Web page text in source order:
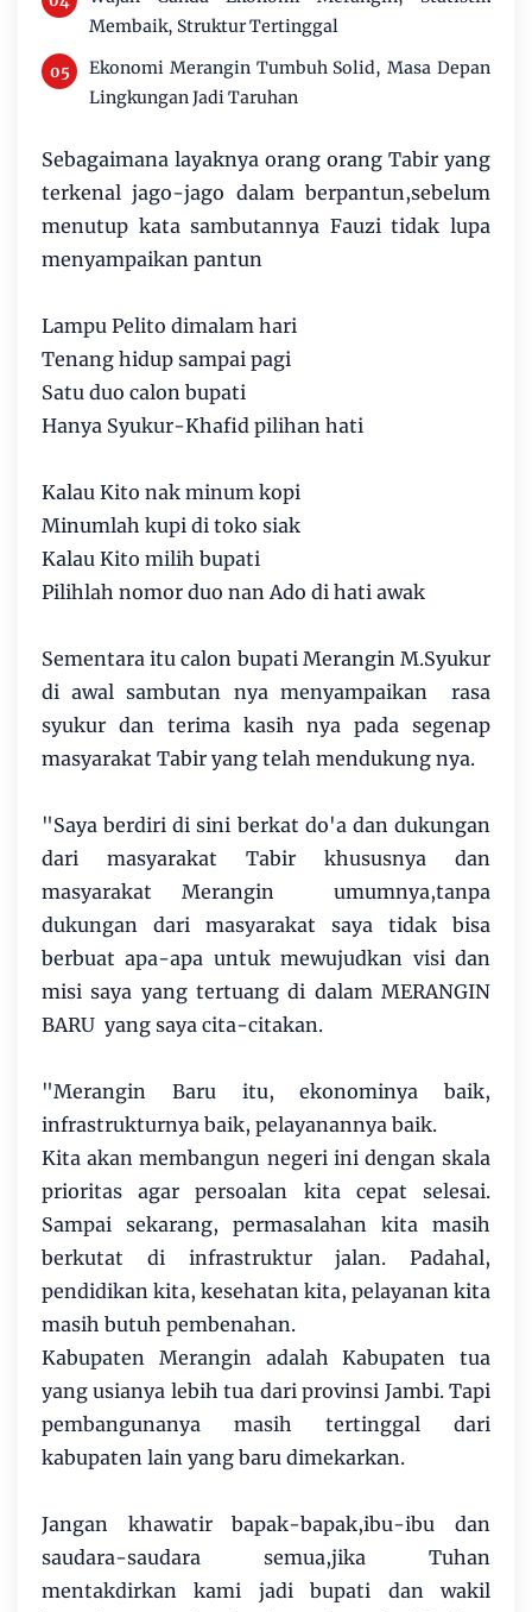
Membaik, Struktur Tertinggal
Ekonomi Merangin Tumbuh Solid, Masa Depan
Lingkungan Jadi Taruhan
Sebagaimana layaknya orang orang Tabir yang
terkenal jago-jago dalam berpantun,sebelum
menutup kata sambutannya Fauzi tidak lupa
menyampaikan pantun
Lampu Pelito dimalam hari
Tenang hidup sampai pagi
Satu duo calon bupati
Hanya Syukur-Khafid pilihan hati
Kalau Kito nak minum kopi
Minumlah kupi di toko siak
Kalau Kito milih bupati
Pilihlah nomor duo nan Ado di hati awak
Sementara itu calon bupati Merangin M.Syukur
di awal sambutan nya menyampaikan rasa
syukur dan terima kasih nya pada segenap
masyarakat Tabir yang telah mendukung nya.
"Saya berdiri di sini berkat do'a dan dukungan
dari masyarakat Tabir khususnya dan
masyarakat Merangin umumnya,tanpa
dukungan dari masyarakat saya tidak bisa
berbuat apa-apa untuk mewujudkan visi dan
misi saya yang tertuang di dalam MERANGIN
BARU yang saya cita-citakan.
"Merangin Baru itu, ekonominya baik,
infrastrukturnya baik, pelayanannya baik.
Kita akan membangun negeri ini dengan skala
prioritas agar persoalan kita cepat selesai.
Sampai sekarang, permasalahan kita masih
berkutat di infrastruktur jalan. Padahal,
pendidikan kita, kesehatan kita, pelayanan kita
masih butuh pembenahan.
Kabupaten Merangin adalah Kabupaten tua
yang usianya lebih tua dari provinsi Jambi. Tapi
pembangunanya masih tertinggal dari
kabupaten lain yang baru dimekarkan.
Jangan khawatir bapak-bapak,ibu-ibu dan
saudara-saudara semua,jika Tuhan
mentakdirkan kami jadi bupati dan wakil